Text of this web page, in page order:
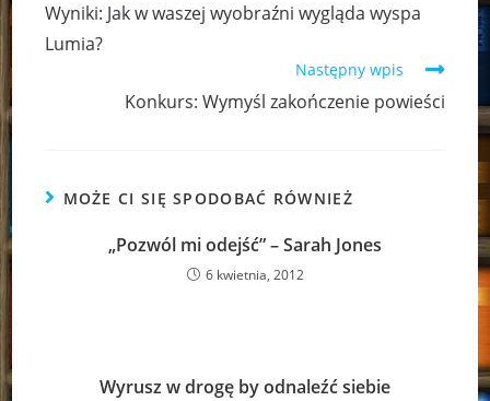
articles
Wyniki: Jak w waszej wyobraźni wygląda wyspa
Lumia?
Następny wpis
Konkurs: Wymyśl zakończenie powieści
MOŻE CI SIĘ SPODOBAĆ RÓWNIEŻ
„Pozwól mi odejść” – Sarah Jones
6 kwietnia, 2012
Wyrusz w drogę by odnaleźć siebie